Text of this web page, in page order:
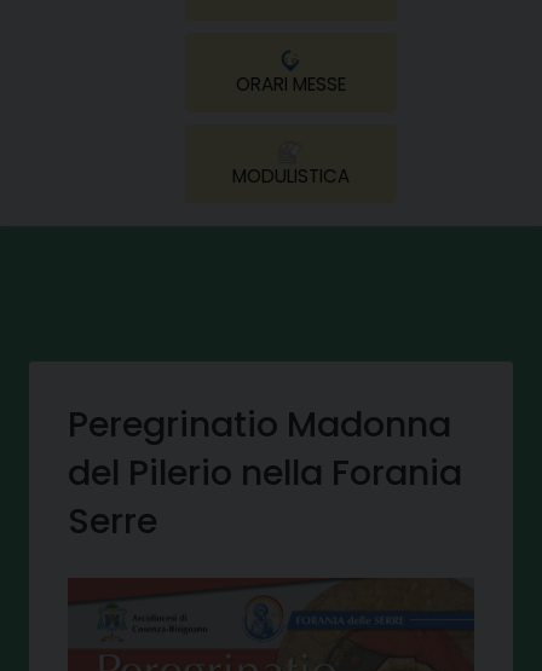
ORARI MESSE
MODULISTICA
Peregrinatio Madonna
del Pilerio nella Forania
Serre